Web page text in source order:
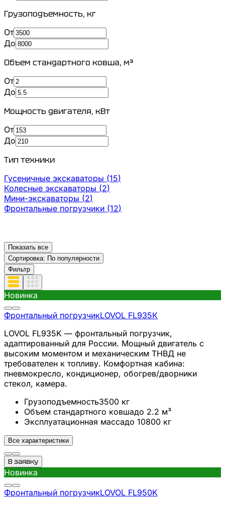
Грузоподъемность, кг
От
До
Объем стандартного ковша, м³
От
До
Мощность двигателя, кВт
От
До
Тип техники
Гусеничные экскаваторы (15)
Колесные экскаваторы (2)
Мини-экскаваторы (2)
Фронтальные погрузчики (12)
Показать все
Сортировка: По популярности
Фильтр
Новинка
Фронтальный погрузчикLOVOL FL935К
LOVOL FL935K — фронтальный погрузчик,
адаптированный для России. Мощный двигатель с
высоким моментом и механическим ТНВД не
требователен к топливу. Комфортная кабина:
пневмокресло, кондиционер, обогрев/дворники
стекол, камера.
Грузоподъемность3500 кг
Объем стандартного ковшадо 2.2 м³
Эксплуатационная массадо 10800 кг
Все характеристики
В заявку
Новинка
Фронтальный погрузчикLOVOL FL950K